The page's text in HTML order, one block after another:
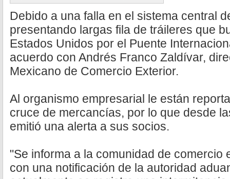
Debido a una falla en el sistema central
presentando largas fila de tráileres que
Estados Unidos por el Puente
acuerdo con Andrés Franco Zaldívar,
Mexicano de Comercio Exterior.
Al organismo empresarial le están
cruce de mercancías, por lo que desde
emitió una alerta a sus socios.
"Se informa a la comunidad de comercio
con una notificación de la autoridad